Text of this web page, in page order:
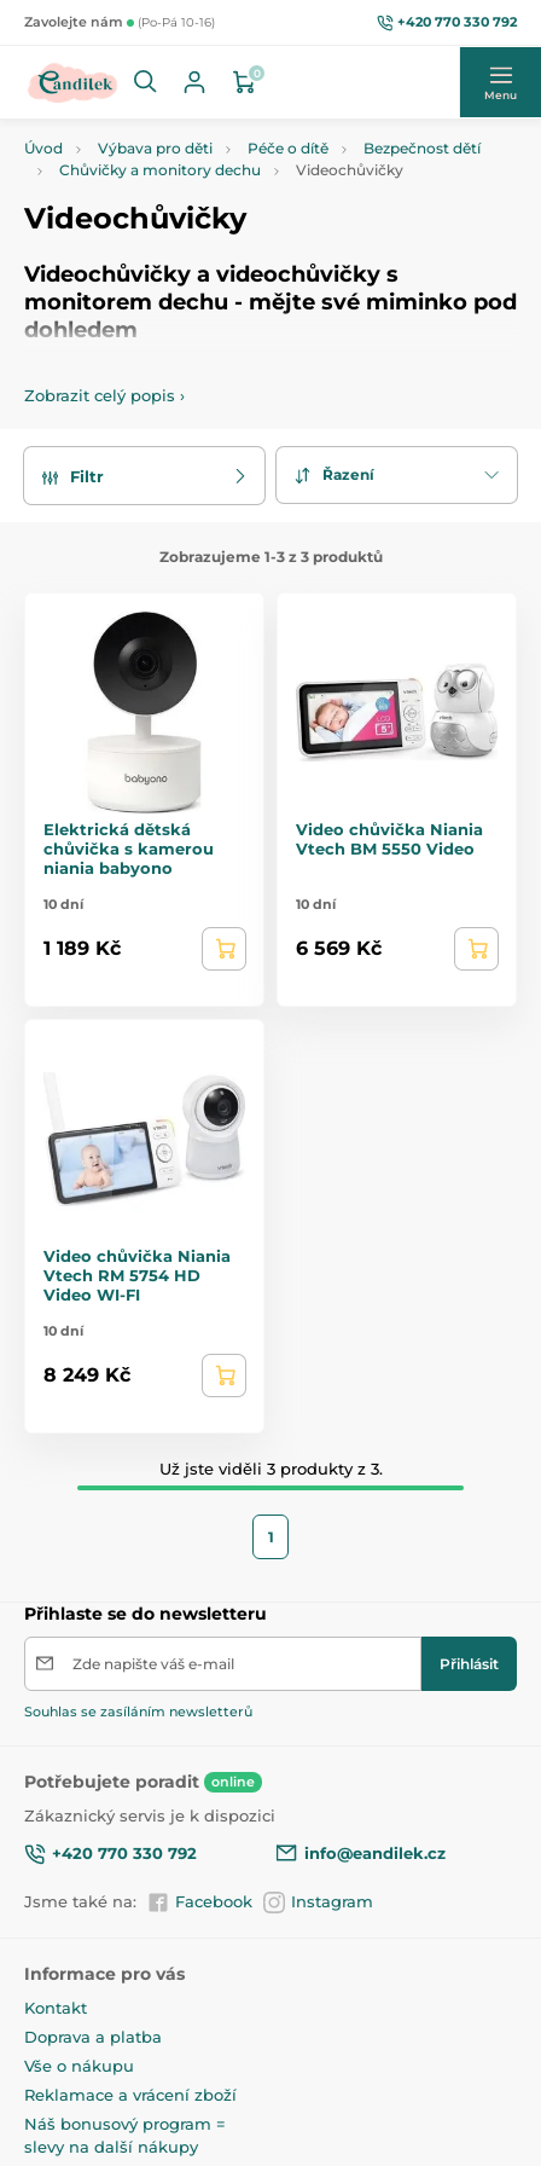
Zavolejte nám (Po-Pá 10-16) +420 770 330 792
0
Menu
Úvod Výbava pro děti Péče o dítě
Bezpečnost dětí
Chůvičky a monitory dechu
Videochůvičky
Videochůvičky
Videochůvičky a videochůvičky s
monitorem dechu - mějte své miminko pod
dohledem
monitorem dechu , které jsou vhodnější spíše do menších
např.mikrovlnkou nebo wifi apod.. Samozřejmě pokud
najdete vhodně místo, lze videochůvičku použít i ve
Zobrazit celý popis ›
Filtr Řazení
Zobrazujeme 1-3 z 3 produktů
Elektrická dětská
chůvička s kamerou
niania babyono
10 dní
1 189 Kč
Video chůvička Niania
Vtech BM 5550 Video
10 dní
6 569 Kč
Video chůvička Niania
Vtech RM 5754 HD
Video WI-FI
10 dní
8 249 Kč
Už jste viděli 3 produkty z 3.
1
Přihlaste se do newsletteru
Zde napište váš e-mail Přihlásit
Souhlas se zasíláním newsletterů
Potřebujete poradit online
Zákaznický servis je k dispozici
+420 770 330 792
info@eandilek.cz
Jsme také na: Facebook Instagram
Informace pro vás
Kontakt
Doprava a platba
Vše o nákupu
Reklamace a vrácení zboží
Náš bonusový program =
slevy na další nákupy